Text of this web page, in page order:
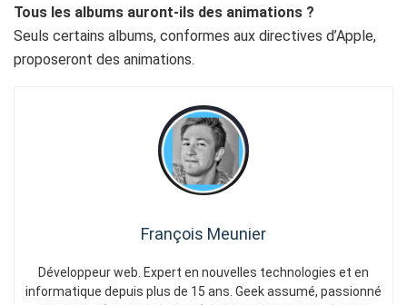
Tous les albums auront-ils des animations ?
Seuls certains albums, conformes aux directives d’Apple,
proposeront des animations.
François Meunier
Développeur web. Expert en nouvelles technologies et en
informatique depuis plus de 15 ans. Geek assumé, passionné